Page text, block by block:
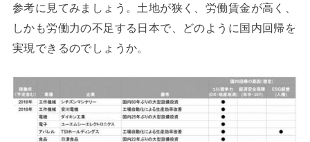
参考に見てみましょう。土地が狭く、労働賃金が高く、
しかも労働力の不足する日本で、どのように国内回帰を
実現できるのでしょうか。